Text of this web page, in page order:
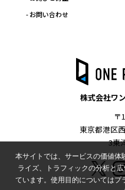
- お問い合わせ
株式会社ワ
〒
東京都港区
3東
本サイトでは、サービスの価値
ライズ、トラフィックの分析と
ています。使用目的についてはプ